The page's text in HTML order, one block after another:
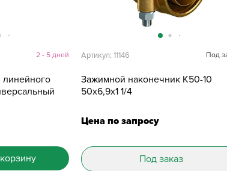
линейного
2 - 5 дней
Зажимной наконечник K50-10
50х6,9х1 1/4
Артикул: 11146 Под
Цена по запросу
Под заказ